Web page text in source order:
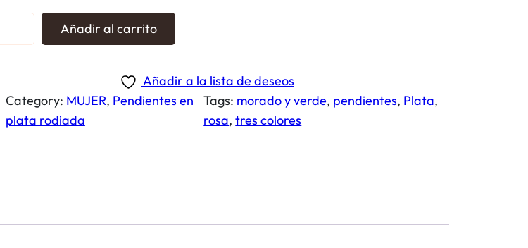
Añadir al carrito
Añadir a la lista de deseos
Category: MUJER, Pendientes en
plata rodiada
Tags: morado y verde, pendientes, Plata
rosa, tres colores